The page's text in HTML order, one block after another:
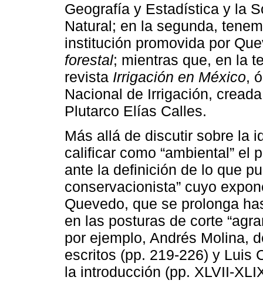
Geografía y Estadística y la
Natural; en la segunda,
institución promovida por
forestal; mientras que, en la
revista Irrigación en México,
Nacional de Irrigación,
Plutarco Elías Calles.
Más allá de discutir sobre la
calificar como “ambiental” el
ante la definición de lo que
conservacionista” cuyo
Quevedo, que se prolonga
en las posturas de corte
por ejemplo, Andrés Molina,
escritos (pp. 219-226) y Luis
la introducción (pp. XLVII-